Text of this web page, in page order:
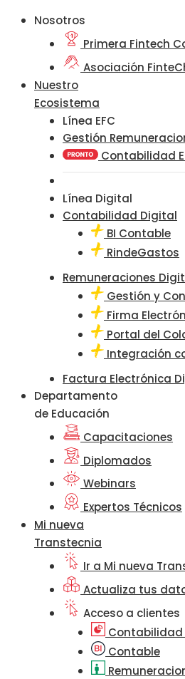
Nosotros
Primera Fintech
Asociación
Nuestro
Ecosistema
Línea EFC
Gestión
Contabilidad
Línea Digital
Contabilidad Digital
BI Contable
RindeGastos
Remuneraciones
Gestión y
Firma
Portal del
Integración
Factura Electrónica
Departamento
de Educación
Capacitaciones
Diplomados
Webinars
Expertos Técnicos
Mi nueva
Transtecnia
Ir a Mi nueva
Actualiza tus
Acceso a clientes
Contable